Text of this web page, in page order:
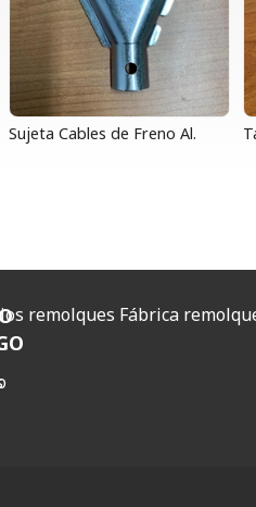
Sujeta Cables de Freno Al.
remolques Fábrica